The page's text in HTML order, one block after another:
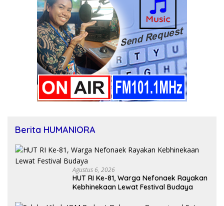
Berita HUMANIORA
Agustus 6, 2026
HUT RI Ke-81, Warga Nefonaek Rayakan
Kebhinekaan Lewat Festival Budaya